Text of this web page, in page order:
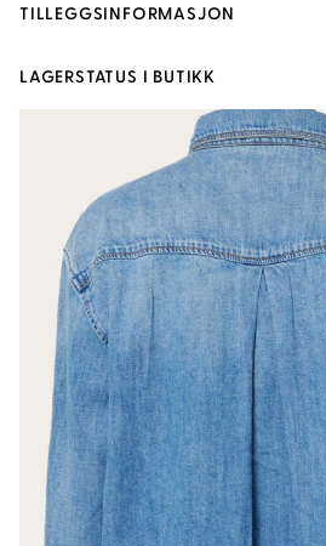
TILLEGGSINFORMASJON
LAGERSTATUS I BUTIKK